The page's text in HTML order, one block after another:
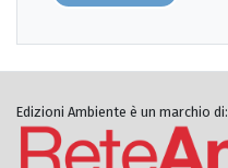
Edizioni Ambiente è un marchio di: